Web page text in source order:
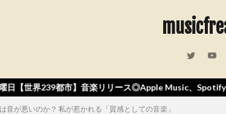
リリース◎Apple Music、Spotify、Amazonなど国内外
音が悪いのか？ 私が惹かれる「質感としての音楽」